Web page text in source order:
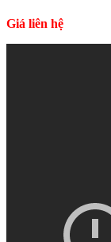
Giá liên hệ